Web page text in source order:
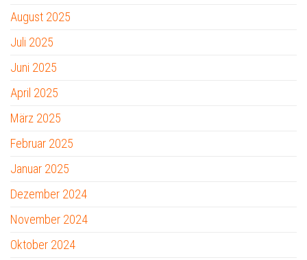
August 2025
Juli 2025
Juni 2025
April 2025
März 2025
Februar 2025
Januar 2025
Dezember 2024
November 2024
Oktober 2024